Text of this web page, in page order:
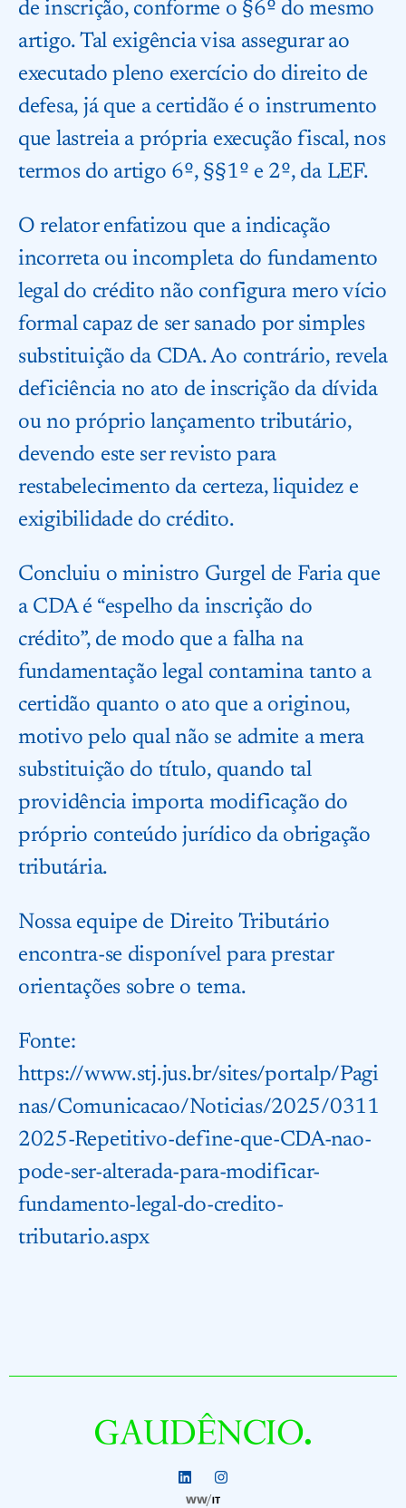
de inscrição, conforme o §6º do mesmo
artigo. Tal exigência visa assegurar ao
executado pleno exercício do direito de
defesa, já que a certidão é o instrumento
que lastreia a própria execução fiscal, nos
termos do artigo 6º, §§1º e 2º, da LEF.
O relator enfatizou que a indicação
incorreta ou incompleta do fundamento
legal do crédito não configura mero vício
formal capaz de ser sanado por simples
substituição da CDA. Ao contrário, revela
deficiência no ato de inscrição da dívida
ou no próprio lançamento tributário,
devendo este ser revisto para
restabelecimento da certeza, liquidez e
exigibilidade do crédito.
Concluiu o ministro Gurgel de Faria que
a CDA é “espelho da inscrição do
crédito”, de modo que a falha na
fundamentação legal contamina tanto a
certidão quanto o ato que a originou,
motivo pelo qual não se admite a mera
substituição do título, quando tal
providência importa modificação do
próprio conteúdo jurídico da obrigação
tributária.
Nossa equipe de Direito Tributário
encontra-se disponível para prestar
orientações sobre o tema.
Fonte:
https://www.stj.jus.br/sites/portalp/Pagi
nas/Comunicacao/Noticias/2025/0311
2025-Repetitivo-define-que-CDA-nao-
pode-ser-alterada-para-modificar-
fundamento-legal-do-credito-
tributario.aspx